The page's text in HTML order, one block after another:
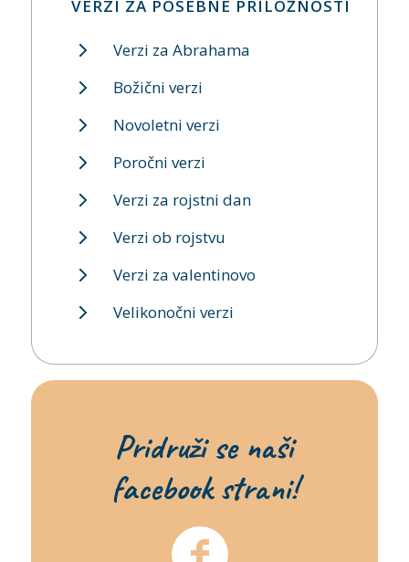
VERZI ZA POSEBNE PRILOŽNOSTI
Verzi za Abrahama
Božični verzi
Novoletni verzi
Poročni verzi
Verzi za rojstni dan
Verzi ob rojstvu
Verzi za valentinovo
Velikonočni verzi
Pridruži se naši
facebook strani!